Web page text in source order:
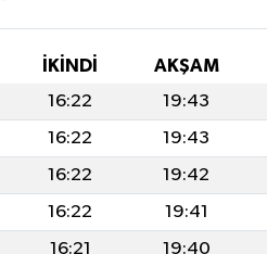
İKINDI AKŞAM
16:22 19:43
16:22 19:43
16:22 19:42
16:22 19:41
16:21 19:40